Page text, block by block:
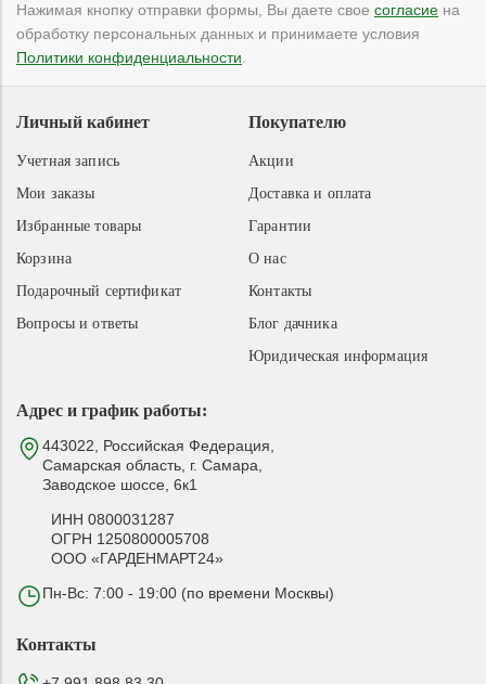
Нажимая кнопку отправки формы, Вы даете свое согласие на
обработку персональных данных и принимаете условия
Политики конфиденциальности
Адрес и график работы:
443022, Российская Федерация,
Самарская область, г. Самара,
Заводское шоссе, 6к1
ИНН 0800031287
ОГРН 1250800005708
ООО «ГАРДЕНМАРТ24»
Пн-Вс: 7:00 - 19:00 (по времени Москвы)
Покупателю
Акции
Доставка и оплата
Гарантии
О нас
Контакты
Блог дачника
Юридическая информация
Личный кабинет
Учетная запись
Мои заказы
Избранные товары
Корзина
Подарочный сертификат
Вопросы и ответы
Контакты